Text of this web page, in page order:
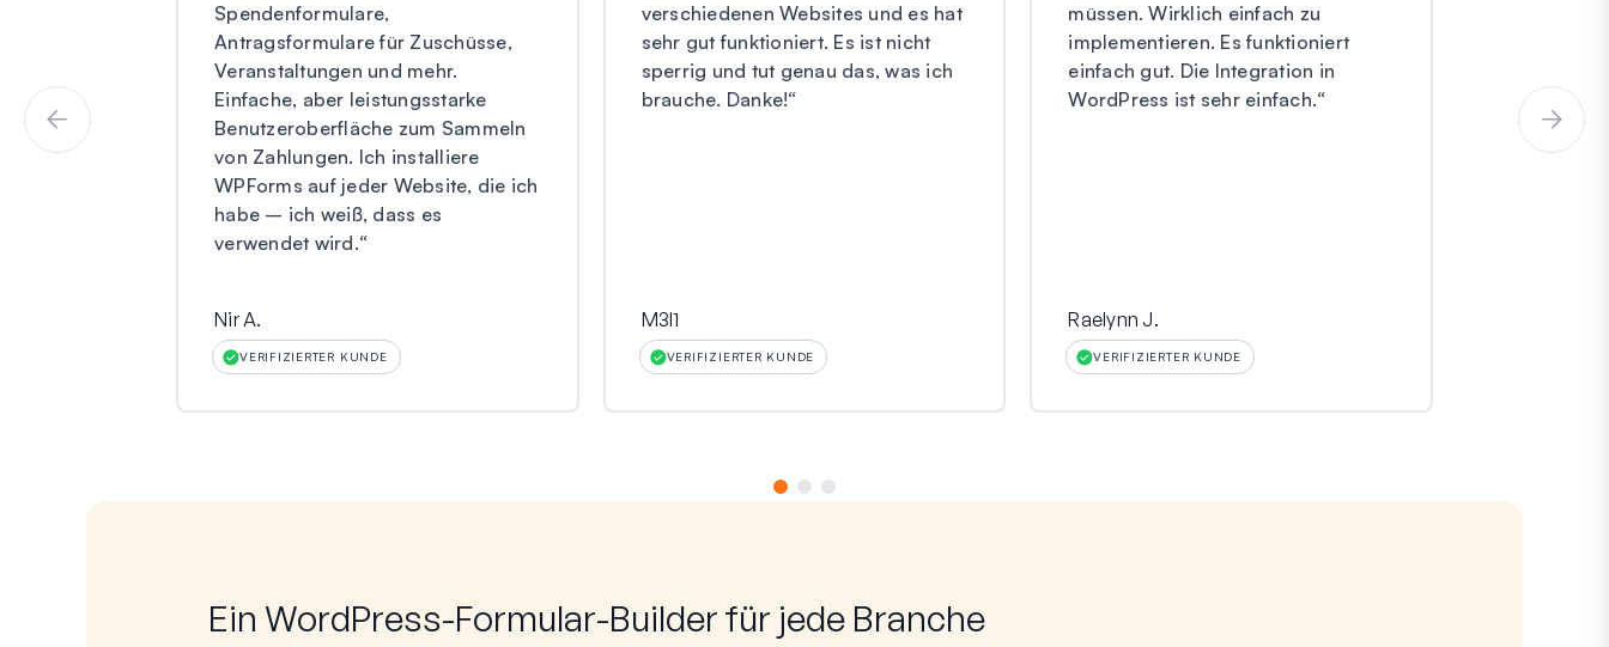
Spendenformulare,
Antragsformulare für Zuschüsse,
Veranstaltungen und mehr.
Einfache, aber leistungsstarke
Benutzeroberfläche zum Sammeln
von Zahlungen. Ich installiere
WPForms auf jeder Website, die ich
habe – ich weiß, dass es
verwendet wird.“
Nir A.
VERIFIZIERTER KUNDE
verschiedenen Websites und es hat
sehr gut funktioniert. Es ist nicht
sperrig und tut genau das, was ich
brauche. Danke!“
M3l1
VERIFIZIERTER KUNDE
müssen. Wirklich einfach zu
implementieren. Es funktioniert
einfach gut. Die Integration in
WordPress ist sehr einfach.“
Raelynn J.
VERIFIZIERTER KUNDE
Ein WordPress-Formular-Builder für jede Branche